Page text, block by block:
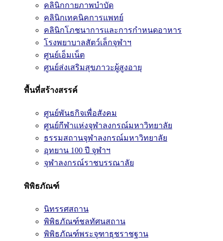
คลินิกกายภาพบำบัด
คลินิกเทคนิคการแพทย์
คลินิกโภชนาการและการกำหนดอาหาร
โรงพยาบาลสัตว์เล็กจุฬาฯ
ศูนย์เอ็มเน็ต
ศูนย์ส่งเสริมสุขภาวะผู้สูงอายุ
พื้นที่สร้างสรรค์
ศูนย์พันธกิจเพื่อสังคม
ศูนย์กีฬาแห่งจุฬาลงกรณ์มหาวิทยาลัย
ธรรมสถานจุฬาลงกรณ์มหาวิทยาลัย
อุทยาน 100 ปี จุฬาฯ
จุฬาลงกรณ์ราชบรรณาลัย
พิพิธภัณฑ์
นิทรรศสถาน
พิพิธภัณฑ์ชลทัศนสถาน
พิพิธภัณฑ์พระจุฑาธุชราชฐาน